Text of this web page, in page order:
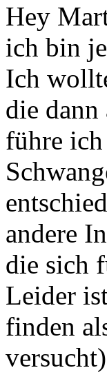
Hey
ich bin
Ich
die
führe
andere
die sich
Leider
finden